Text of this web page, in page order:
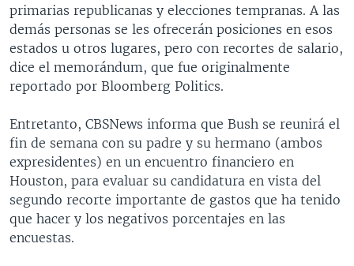
primarias republicanas y elecciones tempranas. A las
demás personas se les ofrecerán posiciones en esos
estados u otros lugares, pero con recortes de salario,
dice el memorándum, que fue originalmente
reportado por Bloomberg Politics.
Entretanto, CBSNews informa que Bush se reunirá el
fin de semana con su padre y su hermano (ambos
expresidentes) en un encuentro financiero en
Houston, para evaluar su candidatura en vista del
segundo recorte importante de gastos que ha tenido
que hacer y los negativos porcentajes en las
encuestas.